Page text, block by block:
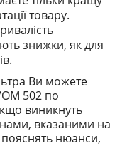
товару.
знижки, як для
Ви можете
502 по
виникнуть
вказаними на
нюанси,